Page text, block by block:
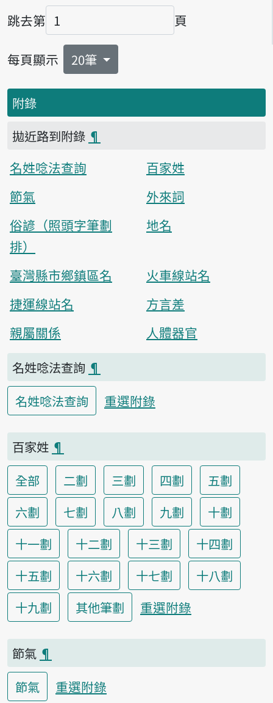
跳去第
頁碼
頁
每頁顯示 20筆
附錄
拋近路到附錄 ¶
名姓唸法查詢
百家姓
節氣
外來詞
俗諺（照頭字筆劃
排）
地名
臺灣縣市鄉鎮區名
火車線站名
捷運線站名
方言差
親屬關係
人體器官
名姓唸法查詢 ¶
名姓唸法查詢
重選附錄
百家姓 ¶
全部
二劃 三劃 四劃
五劃
六劃
七劃 八劃 九劃
十劃
十一劃
十二劃 十三劃
十四劃
十五劃
十六劃 十七劃
十八劃
十九劃
其他筆劃 重選附錄
節氣 ¶
節氣
重選附錄